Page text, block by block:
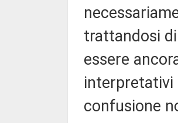
trattandosi
essere
interpretativi
confusione